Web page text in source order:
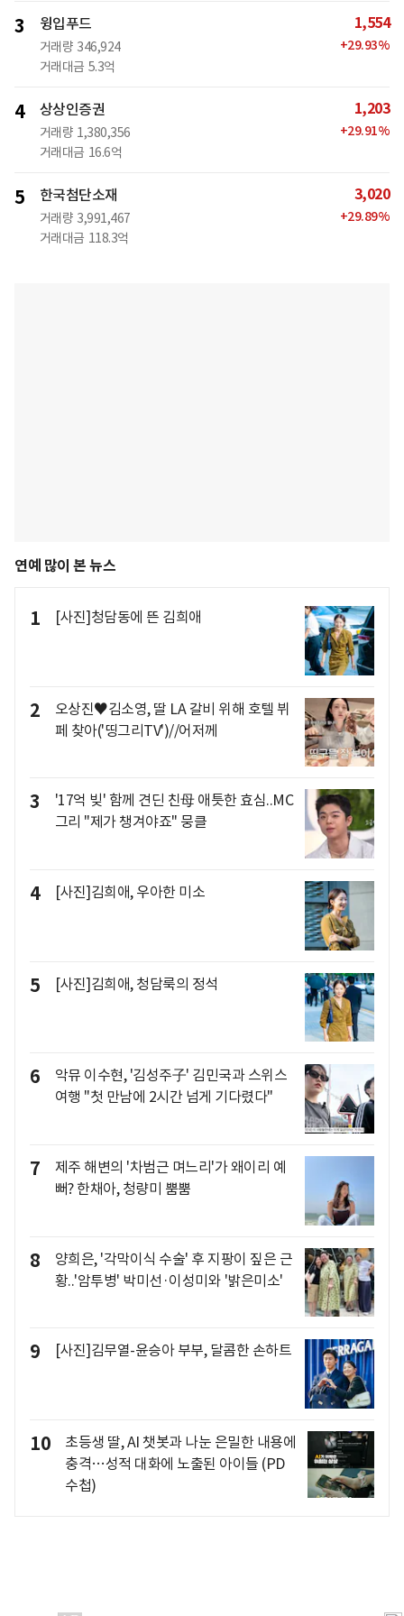
3 윙입푸드
거래량 346,924
거래대금 5.3억
1,554
+29.93%
4 상상인증권
거래량 1,380,356
거래대금 16.6억
1,203
+29.91%
5 한국첨단소재
거래량 3,991,467
거래대금 118.3억
3,020
+29.89%
연예 많이 본 뉴스
1 [사진]청담동에 뜬 김희애
2
오상진♥김소영, 딸 LA 갈비 위해 호텔 뷔
페 찾아('띵그리TV')//어저께
3
'17억 빚' 함께 견딘 친母 애틋한 효심..MC
그리 "제가 챙겨야죠" 뭉클
4 [사진]김희애, 우아한 미소
5 [사진]김희애, 청담룩의 정석
6
악뮤 이수현, '김성주子' 김민국과 스위스
여행 "첫 만남에 2시간 넘게 기다렸다"
7
제주 해변의 '차범근 며느리'가 왜이리 예
뻐? 한채아, 청량미 뿜뿜
8
양희은, '각막이식 수술' 후 지팡이 짚은 근
황..'암투병' 박미선·이성미와 '밝은미소'
9 [사진]김무열-윤승아 부부, 달콤한 손하트
10
초등생 딸, AI 챗봇과 나눈 은밀한 내용에
충격…성적 대화에 노출된 아이들 (PD
수첩)